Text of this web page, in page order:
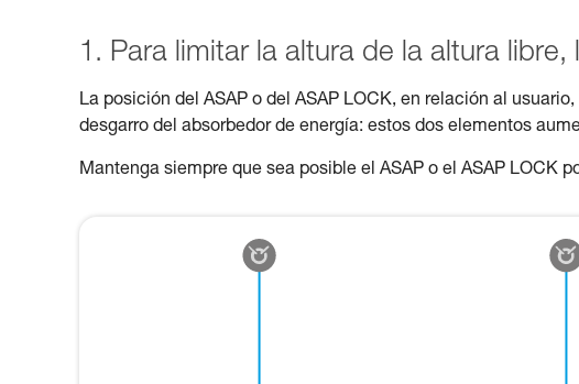
1. Para limitar la altura de la altura
La posición del ASAP o del ASAP LOCK, en relación al
desgarro del absorbedor de energía: estos dos elementos
Mantenga siempre que sea posible el ASAP o el ASAP LOCK